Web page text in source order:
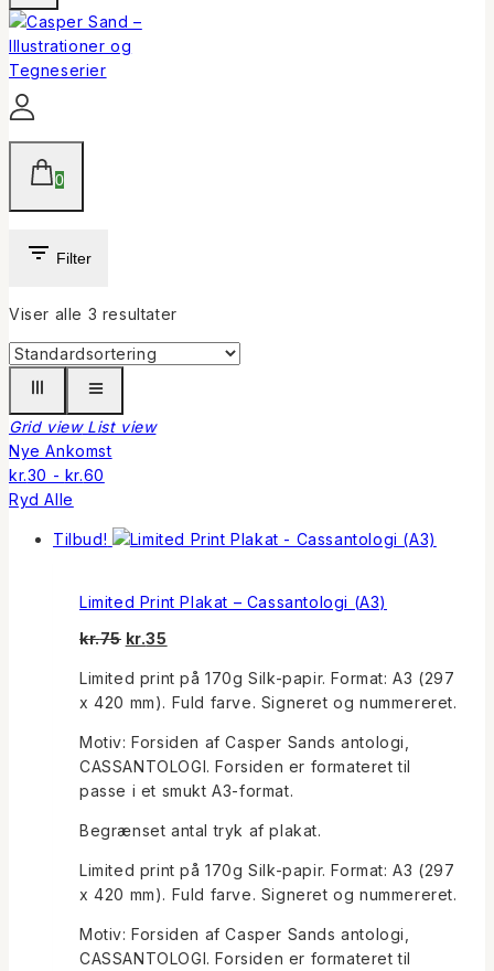
0
Filter
Viser alle 3 resultater
Grid view List view
Nye Ankomst
kr.30 - kr.60
Ryd Alle
Tilbud!
Limited Print Plakat – Cassantologi (A3)
kr.75 Den
pris
var:
kr.75.
kr.35
pris
er:
kr.35.
Limited print på 170g Silk-papir. Format: A3 (297
x 420 mm). Fuld farve. Signeret og nummereret.
Motiv: Forsiden af Casper Sands antologi,
CASSANTOLOGI. Forsiden er formateret til
passe i et smukt A3-format.
Begrænset antal tryk af plakat.
Limited print på 170g Silk-papir. Format: A3 (297
x 420 mm). Fuld farve. Signeret og nummereret.
Motiv: Forsiden af Casper Sands antologi,
CASSANTOLOGI. Forsiden er formateret til